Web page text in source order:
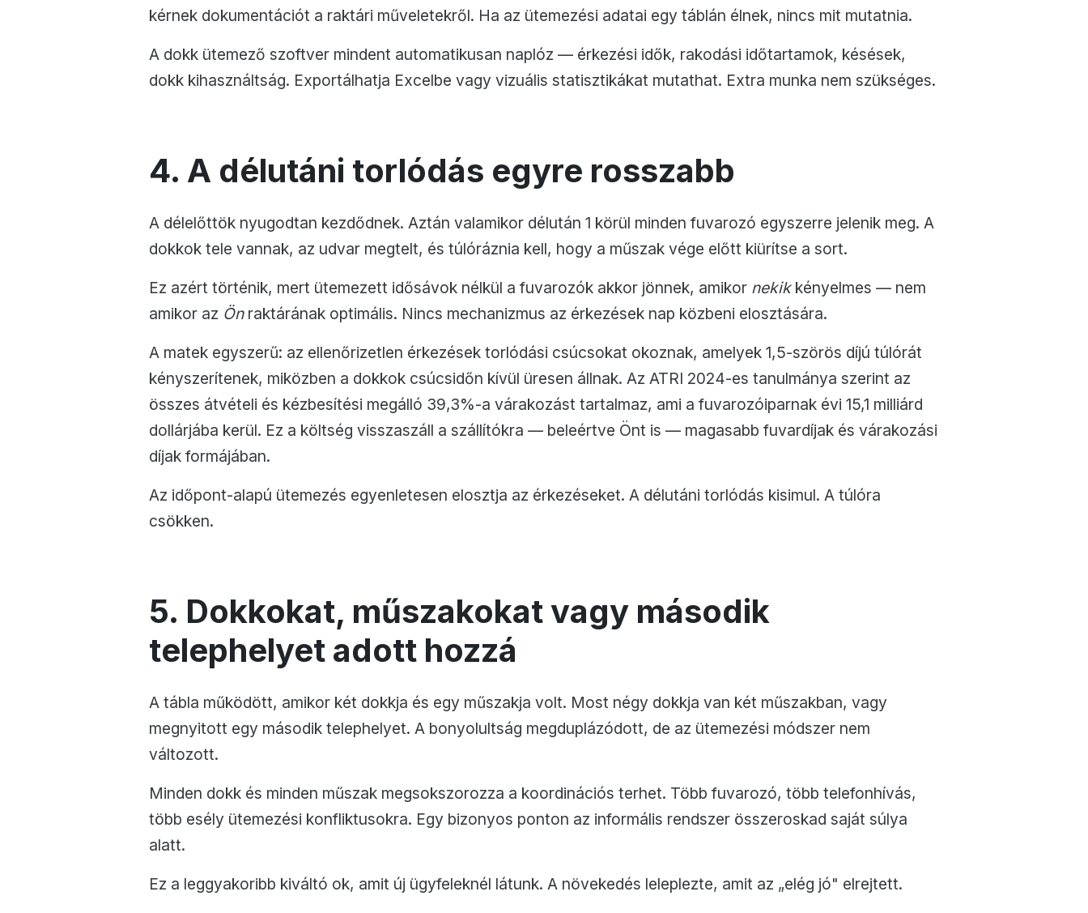
kérnek dokumentációt a raktári műveletekről. Ha az ütemezési adatai egy táblán élnek, nincs mit mutatnia.
A dokk ütemező szoftver mindent automatikusan naplóz — érkezési idők, rakodási időtartamok, késések,
dokk kihasználtság. Exportálhatja Excelbe vagy vizuális statisztikákat mutathat. Extra munka nem szükséges.
4. A délutáni torlódás egyre rosszabb
A délelőttök nyugodtan kezdődnek. Aztán valamikor délután 1 körül minden fuvarozó egyszerre jelenik meg. A
dokkok tele vannak, az udvar megtelt, és túlóráznia kell, hogy a műszak vége előtt kiürítse a sort.
Ez azért történik, mert ütemezett idősávok nélkül a fuvarozók akkor jönnek, amikor nekikkényelmes — nem
amikor az Önraktárának optimális. Nincs mechanizmus az érkezések nap közbeni elosztására.
A matek egyszerű: az ellenőrizetlen érkezések torlódási csúcsokat okoznak, amelyek 1,5-szörös díjú túlórát
kényszerítenek, miközben a dokkok csúcsidőn kívül üresen állnak. Az ATRI 2024-es tanulmánya szerint az
összes átvételi és kézbesítési megálló 39,3%-a várakozást tartalmaz, ami a fuvarozóiparnak évi 15,1 milliárd
dollárjába kerül. Ez a költség visszaszáll a szállítókra — beleértve Önt is — magasabb fuvardíjak és várakozási
díjak formájában.
Az időpont-alapú ütemezés egyenletesen elosztja az érkezéseket. A délutáni torlódás kisimul. A túlóra
csökken.
5. Dokkokat, műszakokat vagy második
telephelyet adott hozzá
A tábla működött, amikor két dokkja és egy műszakja volt. Most négy dokkja van két műszakban, vagy
megnyitott egy második telephelyet. A bonyolultság megduplázódott, de az ütemezési módszer nem
változott.
Minden dokk és minden műszak megsokszorozza a koordinációs terhet. Több fuvarozó, több telefonhívás,
több esély ütemezési konfliktusokra. Egy bizonyos ponton az informális rendszer összeroskad saját súlya
alatt.
Ez a leggyakoribb kiváltó ok, amit új ügyfeleknél látunk. A növekedés leleplezte, amit az „elég jó" elrejtett.